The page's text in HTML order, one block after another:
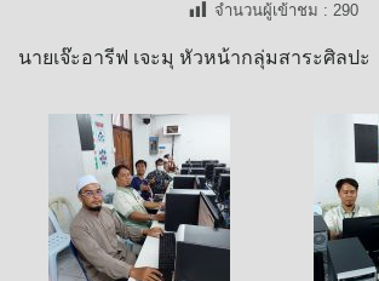
จำนวนผู้เข้าชม : 290
นายเจ๊ะอารีฟ เจะมุ หัวหน้ากลุ่มสาระศิลปะ